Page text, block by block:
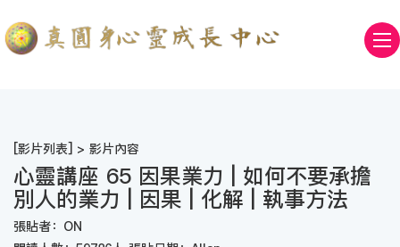
[影片列表] > 影片內容
心靈講座 65 因果業力 | 如何不要承擔
別人的業力 | 因果 | 化解 | 執事方法
張貼者：ON